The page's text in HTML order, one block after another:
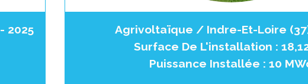
2025
Agrivoltaïque / Indre-Et-Loire
Surface De L'installation :
Puissance Installée : 10